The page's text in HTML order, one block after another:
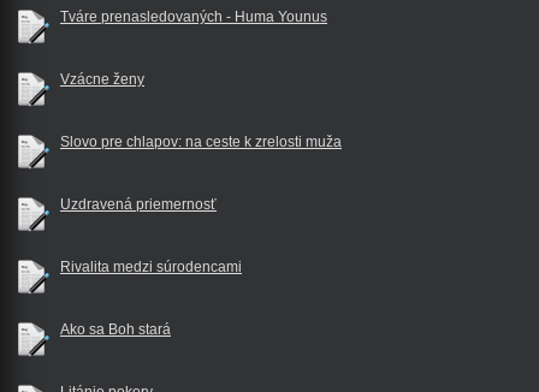
Tváre prenasledovaných - Huma Younus
Vzácne ženy
Slovo pre chlapov: na ceste k zrelosti muža
Uzdravená priemernosť
Rivalita medzi súrodencami
Ako sa Boh stará